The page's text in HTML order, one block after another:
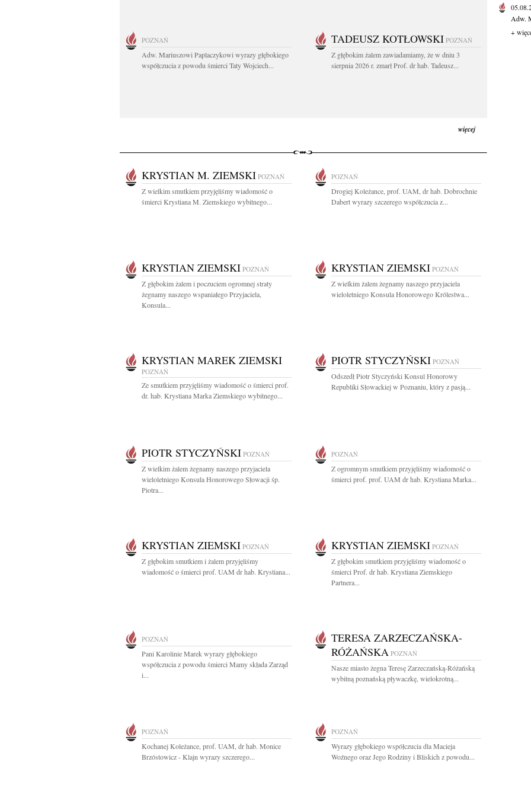
POZNAŃ
Adw. Mariuszowi Paplaczykowi wyrazy głębokiego
współczucia z powodu śmierci Taty Wojciech...
TADEUSZ KOTŁOWSKI POZNAŃ
Z głębokim żalem zawiadamiamy, że w dniu 3
sierpnia 2026 r. zmarł Prof. dr hab. Tadeusz...
więcej
KRYSTIAN M. ZIEMSKI POZNAŃ
Z wielkim smutkiem przyjęliśmy wiadomość o
śmierci Krystiana M. Ziemskiego wybitnego...
POZNAŃ
Drogiej Koleżance, prof. UAM, dr hab. Dobrochnie
Dabert wyrazy szczerego współczucia z...
KRYSTIAN ZIEMSKI POZNAŃ
Z głębokim żalem i poczuciem ogromnej straty
żegnamy naszego wspaniałego Przyjaciela,
Konsula...
KRYSTIAN ZIEMSKI POZNAŃ
Z wielkim żalem żegnamy naszego przyjaciela
wieloletniego Konsula Honorowego Królestwa...
KRYSTIAN MAREK ZIEMSKI
POZNAŃ
Ze smutkiem przyjęliśmy wiadomość o śmierci prof.
dr. hab. Krystiana Marka Ziemskiego wybitnego...
PIOTR STYCZYŃSKI POZNAŃ
Odszedł Piotr Styczyński Konsul Honorowy
Republiki Słowackiej w Poznaniu, który z pasją...
PIOTR STYCZYŃSKI POZNAŃ
Z wielkim żalem żegnamy naszego przyjaciela
wieloletniego Konsula Honorowego Słowacji śp.
Piotra...
POZNAŃ
Z ogromnym smutkiem przyjęliśmy wiadomość o
śmierci prof. prof. UAM dr hab. Krystiana Marka...
KRYSTIAN ZIEMSKI POZNAŃ
Z głębokim smutkiem i żalem przyjęliśmy
wiadomość o śmierci prof. UAM dr hab. Krystiana...
KRYSTIAN ZIEMSKI POZNAŃ
Z głębokim smutkiem przyjęliśmy wiadomość o
śmierci Prof. dr hab. Krystiana Ziemskiego
Partnera...
POZNAŃ
Pani Karolinie Marek wyrazy głębokiego
współczucia z powodu śmierci Mamy składa Zarząd
i...
TERESA ZARZECZAŃSKA-
RÓŻAŃSKA POZNAŃ
Nasze miasto żegna Teresę Zarzeczańską-Różańską
wybitną poznańską pływaczkę, wielokrotną...
POZNAŃ
Kochanej Koleżance, prof. UAM, dr hab. Monice
Brzóstowicz - Klajn wyrazy szczerego...
POZNAŃ
Wyrazy głębokiego współczucia dla Macieja
Woźnego oraz Jego Rodziny i Bliskich z powodu...
Adw.
+